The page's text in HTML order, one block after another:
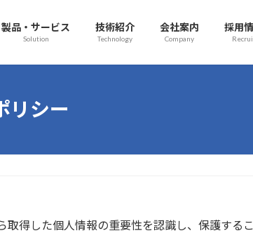
製品・サービス
Solution
技術紹介
Technology
会社案内
Company
採用
リシー
得した個人情報の重要性を認識し、保護する